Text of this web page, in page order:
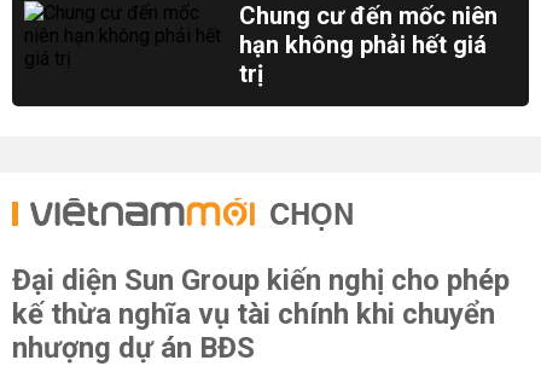
Chung cư đến mốc niên
hạn không phải hết giá
trị
CHỌN
Đại diện Sun Group kiến nghị cho phép
kế thừa nghĩa vụ tài chính khi chuyển
nhượng dự án BĐS